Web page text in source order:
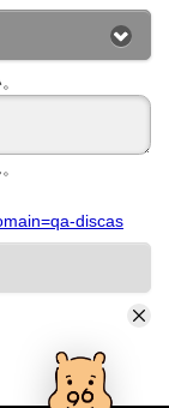
discas